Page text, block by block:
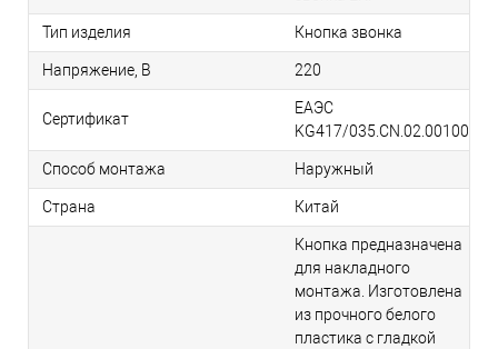
Тип изделия Кнопка звонка
Напряжение, В 220
Сертификат
ЕАЭС
KG417/035.CN.02.00100
Способ монтажа Наружный
Страна Китай
Кнопка предназначена
для накладного
монтажа. Изготовлена
из прочного белого
пластика с гладкой